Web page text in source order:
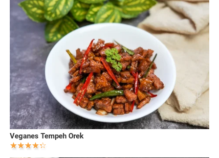
Veganes Tempeh Orek